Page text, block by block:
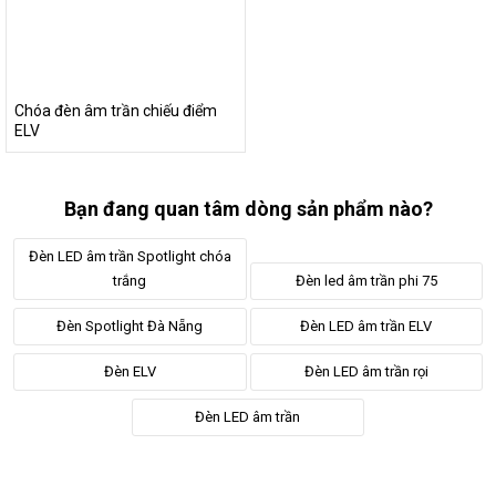
2.4. Tích hợp bóng âm trần đa dạng công
Hiện tại, hãng có cung cấp mẫu rọi đèn âm trần ELV với 3 mức
công suất 7W, 12W và 15W với kích thước lỗ khoét tương ứng.
Bạn hoàn toàn có thể kết hợp chóa và bóng led với nhau để
tạo thành mẫu đèn hoàn chỉnh.
Chóa đèn âm trần chiếu điểm
ELV
Bạn đang quan tâm dòng sản phẩm nào?
Đèn LED âm trần Spotlight chóa
trắng
Đèn led âm trần phi 75
Đèn Spotlight Đà Nẵng Đèn LED âm trần ELV
Đèn ELV Đèn LED âm trần rọi
Đèn LED âm trần